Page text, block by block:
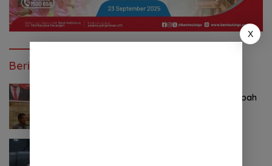
Berita Lainnya
Komitmen Tegas Legislator Natanael Pepah
X